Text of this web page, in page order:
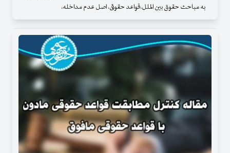
به مباحث حقوق بین الملل،قواعد حقوقی، اصل عدم مداخله،